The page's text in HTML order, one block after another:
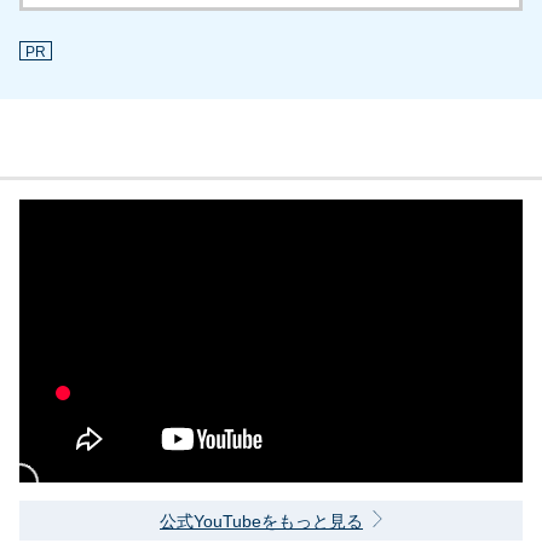
PR
公式YouTubeをもっと見る